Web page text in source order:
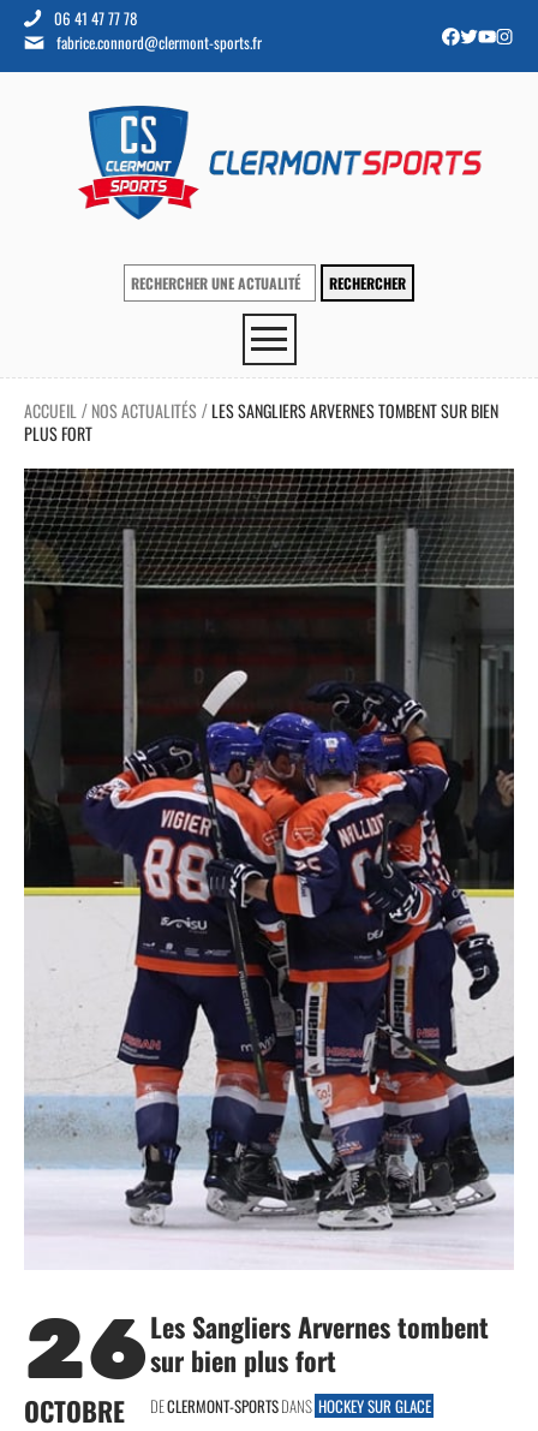
06 41 47 77 78
fabrice.connord@clermont-sports.fr
ACCUEIL / NOS ACTUALITÉS /LES SANGLIERS ARVERNES TOMBENT SUR BIEN
PLUS FORT
26
OCTOBRE
Les Sangliers Arvernes tombent
sur bien plus fort
DECLERMONT-SPORTSDANS HOCKEY SUR GLACE